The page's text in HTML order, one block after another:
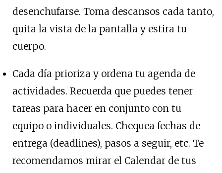
desenchufarse. Toma descansos cada tanto,
quita la vista de la pantalla y estira tu
cuerpo.
Cada día prioriza y ordena tu agenda de
actividades. Recuerda que puedes tener
tareas para hacer en conjunto con tu
equipo o individuales. Chequea fechas de
entrega (deadlines), pasos a seguir, etc. Te
recomendamos mirar el Calendar de tus